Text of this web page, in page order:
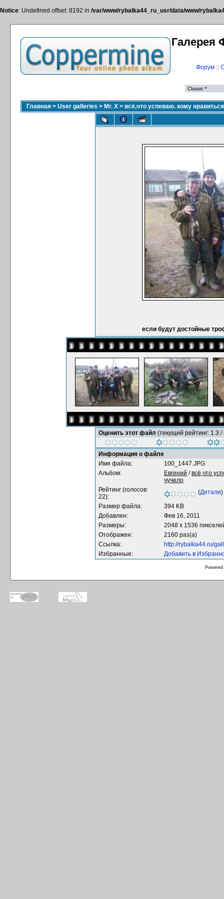
Notice: Undefined offset: 8192 in /var/www/rybalka44_ru_usr/data/www/
Галерея
Форум::
Главная > User galleries > Mr. X > всё,что успеваю. кому
если будут достойные
Оценить этот файл (текущий рейтинг: 1.3 /
Информация о файле
Имя файла:
100_1447.JPG
Альбом:
Евгений /всё,что
чучело
Рейтинг (голосов:
22):
(Детали)
Размер файла:
394 KB
Добавлен:
Фев 16, 2011
Размеры:
2048 x 1536
Отображен:
2160 раз(а)
Ссылка:
http://rybalka44.ru/
Избранные:
Добавить в